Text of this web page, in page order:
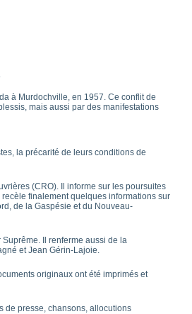
à Murdochville, en 1957. Ce conflit de
mais aussi par des manifestations
la précarité de leurs conditions de
(CRO). Il informe sur les poursuites
finalement quelques informations sur
de la Gaspésie et du Nouveau-
Il renferme aussi de la
et Jean Gérin-Lajoie.
originaux ont été imprimés et
de presse, chansons, allocutions